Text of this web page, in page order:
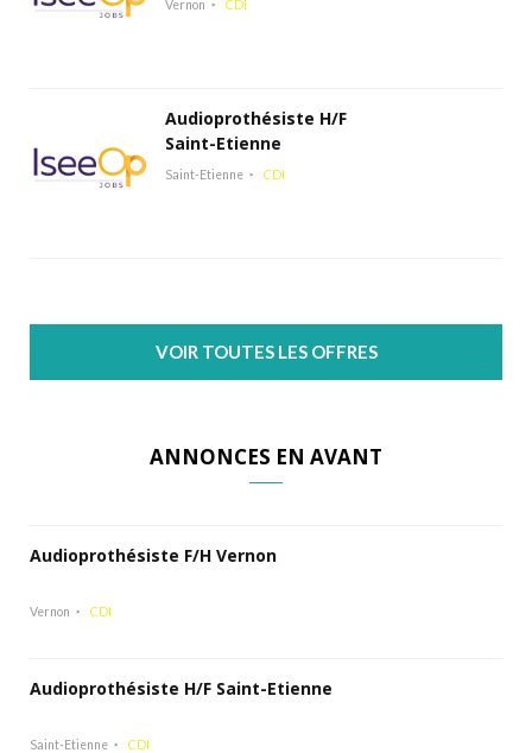
Vernon CDI
Audioprothésiste H/F
Saint-Etienne
Saint-Etienne CDI
VOIR TOUTES LES OFFRES
ANNONCES EN AVANT
Audioprothésiste F/H Vernon
Vernon CDI
Audioprothésiste H/F Saint-Etienne
Saint-Etienne CDI